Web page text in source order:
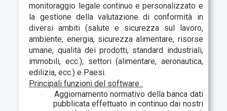
monitoraggio legale continuo e personalizzato e
la gestione della valutazione di conformità in
diversi ambiti (salute e sicurezza sul lavoro,
ambiente, energia, sicurezza alimentare, risorse
umane, qualità dei prodotti, standard industriali,
immobili, ecc.), settori (alimentare, aeronautica,
edilizia, ecc.) e Paesi.
Principali funzioni del software :
·
Aggiornamento normativo della banca dati
pubblicata effettuato in continuo dai nostri